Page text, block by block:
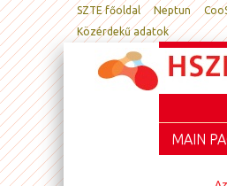
SZTE főoldal Neptun
Közérdekű adatok
MAIN